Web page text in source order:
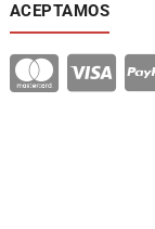
ACEPTAMOS